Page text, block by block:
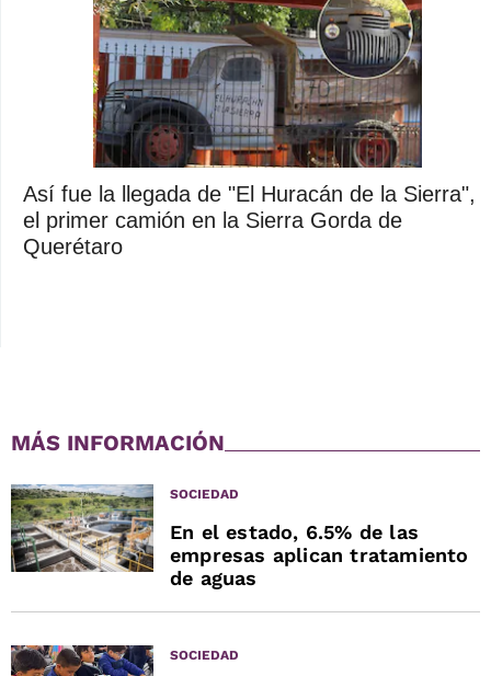
Así fue la llegada de "El Huracán de la Sierra",
el primer camión en la Sierra Gorda de
Querétaro
MÁS INFORMACIÓN
SOCIEDAD
En el estado, 6.5% de las
empresas aplican tratamiento
de aguas
SOCIEDAD